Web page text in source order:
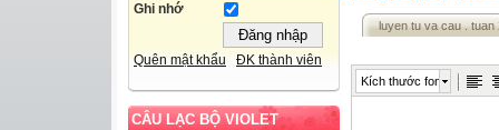
Ghi nhớ
Quên mật khẩu ĐK thành viên
CÂU LẠC BỘ VIOLET
luyen tu va cau . tuan
Kích thước font